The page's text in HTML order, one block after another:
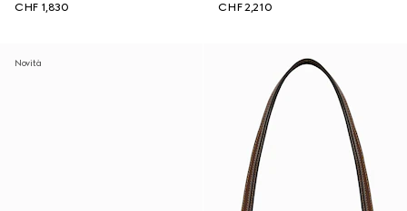
CHF 1,830
CHF 2,210
Novità